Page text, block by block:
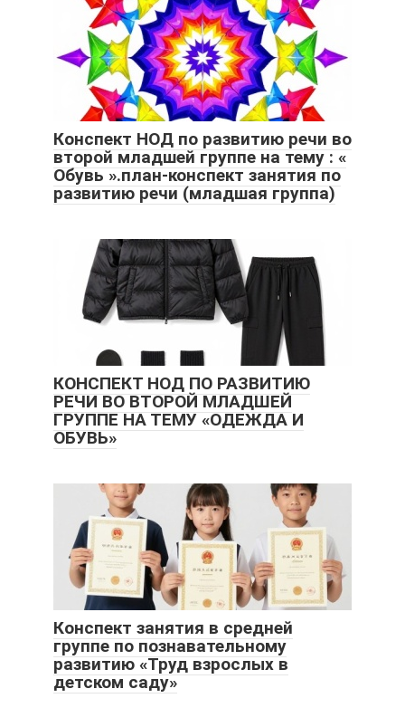
Конспект НОД по развитию речи во
второй младшей группе на тему : «
Обувь ».план-конспект занятия по
развитию речи (младшая группа)
КОНСПЕКТ НОД ПО РАЗВИТИЮ
РЕЧИ ВО ВТОРОЙ МЛАДШЕЙ
ГРУППЕ НА ТЕМУ «ОДЕЖДА И
ОБУВЬ»
Конспект занятия в средней
группе по познавательному
развитию «Труд взрослых в
детском саду»